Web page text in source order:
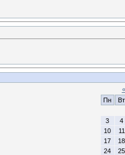
«
Пн
Вт
3
4
10
11
17
18
24
25